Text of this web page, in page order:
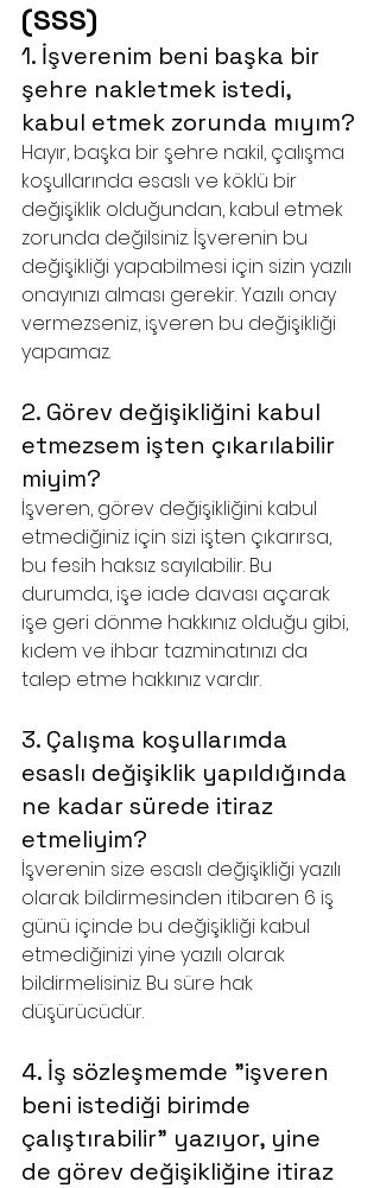
(SSS)
1. İşverenim beni başka bir
şehre nakletmek istedi,
kabul etmek zorunda mıyım?
Hayır, başka bir şehre nakil, çalışma
koşullarında esaslı ve köklü bir
değişiklik olduğundan, kabul etmek
zorunda değilsiniz. İşverenin bu
değişikliği yapabilmesi için sizin yazılı
onayınızı alması gerekir. Yazılı onay
vermezseniz, işveren bu değişikliği
yapamaz.
2. Görev değişikliğini kabul
etmezsem işten çıkarılabilir
miyim?
İşveren, görev değişikliğini kabul
etmediğiniz için sizi işten çıkarırsa,
bu fesih haksız sayılabilir. Bu
durumda, işe iade davası açarak
işe geri dönme hakkınız olduğu gibi,
kıdem ve ihbar tazminatınızı da
talep etme hakkınız vardır.
3. Çalışma koşullarımda
esaslı değişiklik yapıldığında
ne kadar sürede itiraz
etmeliyim?
İşverenin size esaslı değişikliği yazılı
olarak bildirmesinden itibaren 6 iş
günü içinde bu değişikliği kabul
etmediğinizi yine yazılı olarak
bildirmelisiniz. Bu süre hak
düşürücüdür.
4. İş sözleşmemde "işveren
beni istediği birimde
çalıştırabilir" yazıyor, yine
de görev değişikliğine itiraz